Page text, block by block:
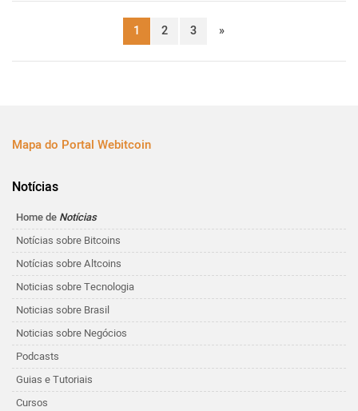
1 2 3 »
Mapa do Portal Webitcoin
Notícias
Home de Notícias
Notícias sobre Bitcoins
Notícias sobre Altcoins
Noticias sobre Tecnologia
Noticias sobre Brasil
Noticias sobre Negócios
Podcasts
Guias e Tutoriais
Cursos